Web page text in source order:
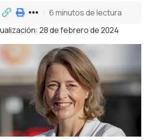
28 de febrero de 2024
6 minutos de lectura